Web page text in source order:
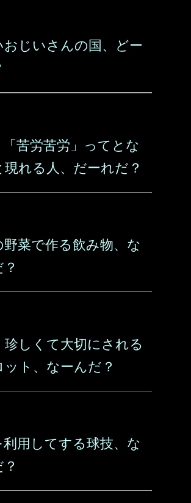
おじいさんの国、どー
「苦労苦労」ってとな
現れる人、だーれだ？
野菜で作る飲み物、な
珍しくて大切にされる
ト、なーんだ？
利用してする球技、な